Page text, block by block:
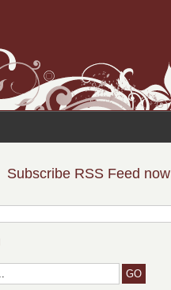
Subscribe RSS Feed now